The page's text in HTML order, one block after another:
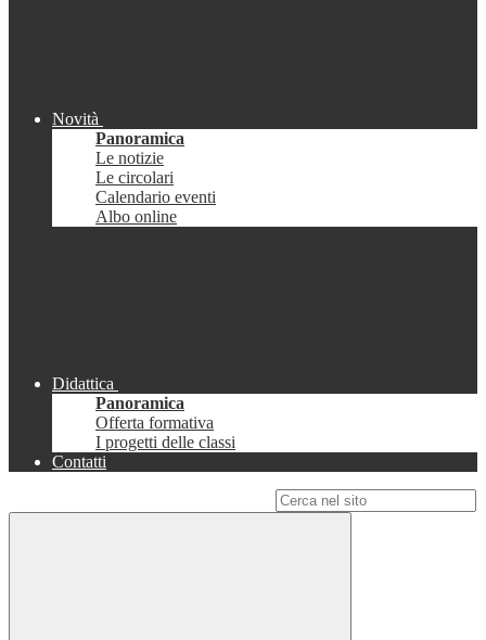
Novità
Panoramica
Le notizie
Le circolari
Calendario eventi
Albo online
Didattica
Panoramica
Offerta formativa
I progetti delle classi
Contatti